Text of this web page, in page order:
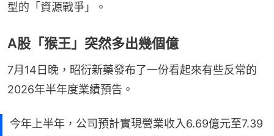
型的「資源戰爭」。
A股「猴王」突然多出幾個億
7月14日晚，昭衍新藥發布了一份看起來有些反常的
2026年半年度業績預告。
今年上半年，公司預計實現營業收入6.69億元至7.39